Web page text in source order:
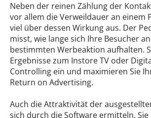
Neben der reinen Zählung der
vor allem die Verweildauer an einem
viel über dessen Wirkung aus. Der
misst, wie lange sich Ihre Besucher
bestimmten Werbeaktion aufhalten.
Ergebnisse zum Instore TV oder
Controlling ein und maximieren Sie
Return on Advertising.
Auch die Attraktivität der
sich durch die Software ermitteln.